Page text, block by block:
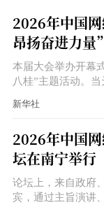
2026年中国
昂扬奋进力量”
本届大会举办开幕
八桂”主题活动。
新华社
2026年中国
坛在南宁举行
论坛上，来自政府
宾，通过主旨演讲